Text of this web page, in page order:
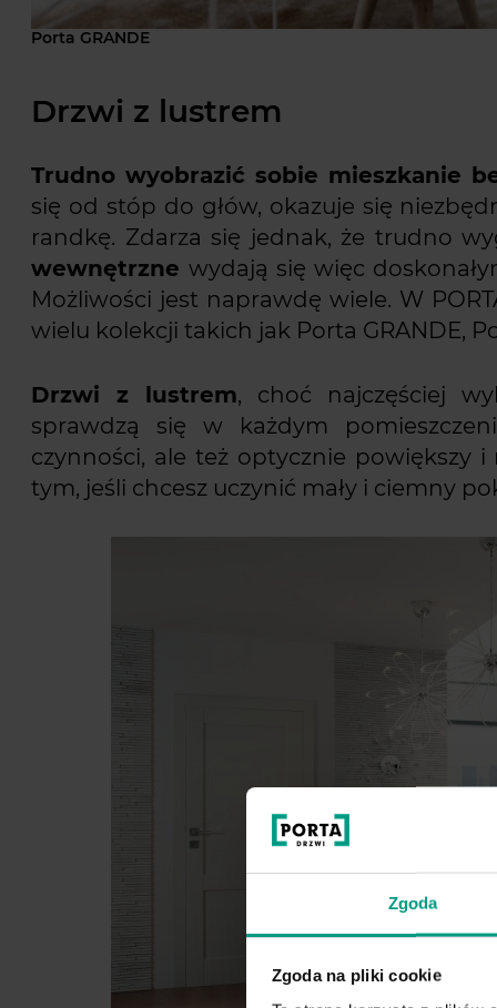
Zgoda
Zgoda na pliki cookie
Porta GRANDE
Drzwi z lustrem
Trudno wyobrazić sobie mieszkanie
się od stóp do głów, okazuje się
randkę. Zdarza się jednak, że trudno
wewnętrzne wydają się więc
Możliwości jest naprawdę wiele. W
wielu kolekcji takich jak Porta GRANDE,
Drzwi z lustrem, choć najczęściej
sprawdzą się w każdym
czynności, ale też optycznie powiększy
tym, jeśli chcesz uczynić mały i ciemny